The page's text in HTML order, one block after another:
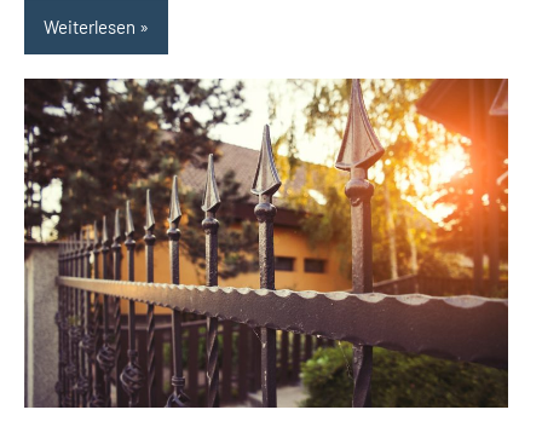
Weiterlesen